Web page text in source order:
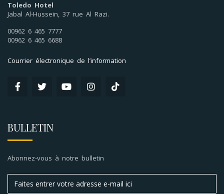
Toledo Hotel
Jabal Al-Hussein, 37 rue Al Razi.
00962 6 465 7777
00962 6 465 6688
Courrier électronique de l’information
BULLETIN
Abonnez-vous à notre bulletin